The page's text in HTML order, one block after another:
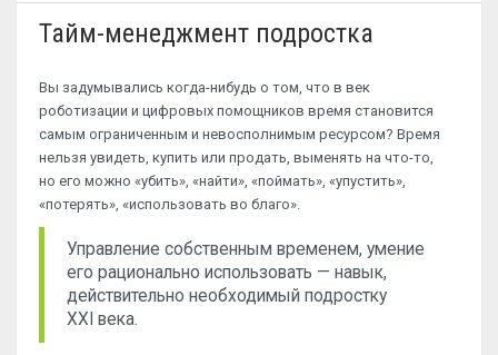
Тайм-менеджмент подростка
Вы задумывались когда-нибудь о том, что в век
роботизации и цифровых помощников время становится
самым ограниченным и невосполнимым ресурсом? Время
нельзя увидеть, купить или продать, выменять на что-то,
но его можно «убить», «найти», «поймать», «упустить»,
«потерять», «использовать во благо».
Управление собственным временем, умение
его рационально использовать — навык,
действительно необходимый подростку
XXI века.